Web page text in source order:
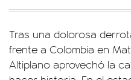
Tras una dolorosa
frente a Colombia en
Altiplano aprovechó la